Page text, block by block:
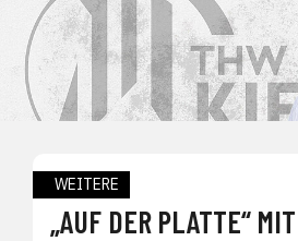
WEITERE
„AUF DER PLATTE“ MIT